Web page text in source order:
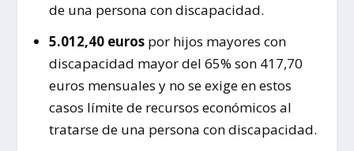
de una persona con discapacidad.
5.012,40 eurospor hijos mayores con
discapacidad mayor del 65% son 417,70
euros mensuales y no se exige en estos
casos límite de recursos económicos al
tratarse de una persona con discapacidad.